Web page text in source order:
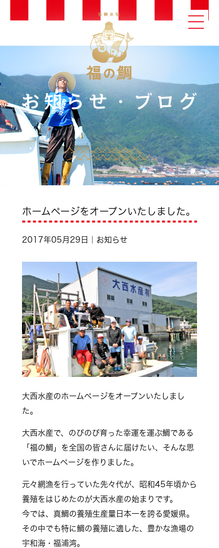
ホームページをオープンいたしました。
2017年05月29日｜お知らせ
大西水産のホームページをオープンいたしまし
た。
大西水産で、のびのび育った幸運を運ぶ鯛である
「福の鯛」を全国の皆さんに届けたい、そんな思
いでホームページを作りました。
元々網漁を行っていた先々代が、昭和45年頃から
養殖をはじめたのが大西水産の始まりです。
今では、真鯛の養殖生産量日本一を誇る愛媛県。
その中でも特に鯛の養殖に適した、豊かな漁場の
宇和海・福浦湾。